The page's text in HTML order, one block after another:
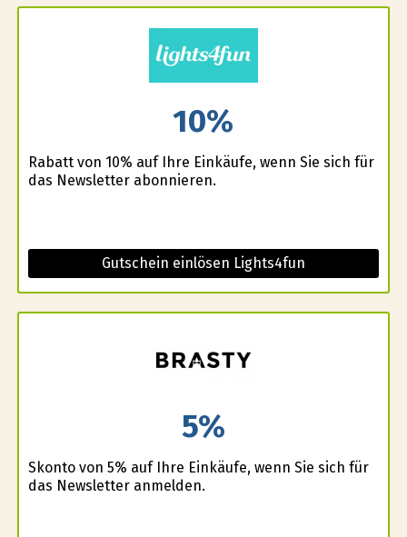
10%
Rabatt von 10% auf Ihre Einkäufe, wenn Sie sich für
das Newsletter abonnieren.
Gutschein einlösen Lights4fun
5%
Skonto von 5% auf Ihre Einkäufe, wenn Sie sich für
das Newsletter anmelden.